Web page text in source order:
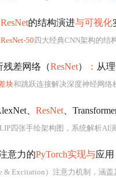
ResNet的结构演进与可视化
ResNet-50 四大经典CNN架构的结
残差网络（ResNet） ： 从
块和跳跃连接解决深度神经网络梯度消
、 ResNet 、
张手绘架构图，系统解析AI演进中具有范
意力的PyTorch实现与应用